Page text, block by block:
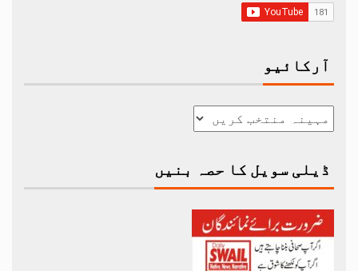
آرکائیو
ڈیلی سویل کا حصہ بنیں